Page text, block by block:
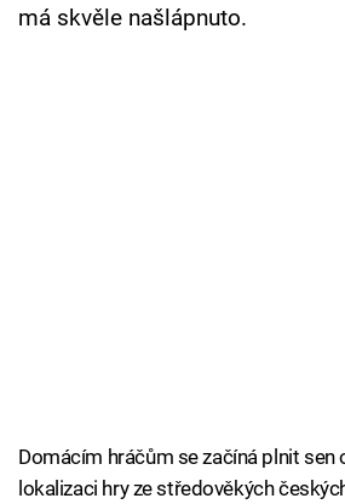
má skvěle našlápnuto.
Domácím hráčům se začíná plnit sen
lokalizaci hry ze středověkých